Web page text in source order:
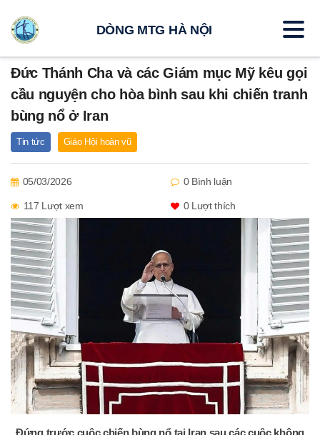
Đức Thánh Cha và các Giám mục Mỹ kêu gọi
cầu nguyện cho hòa bình sau khi chiến tranh
bùng nổ ở Iran
Tin tức Giáo Hội hoàn vũ
05/03/2026 0 Bình luận
117 Lượt xem 0Lượt thích
DÒNG MTG HÀ NỘI